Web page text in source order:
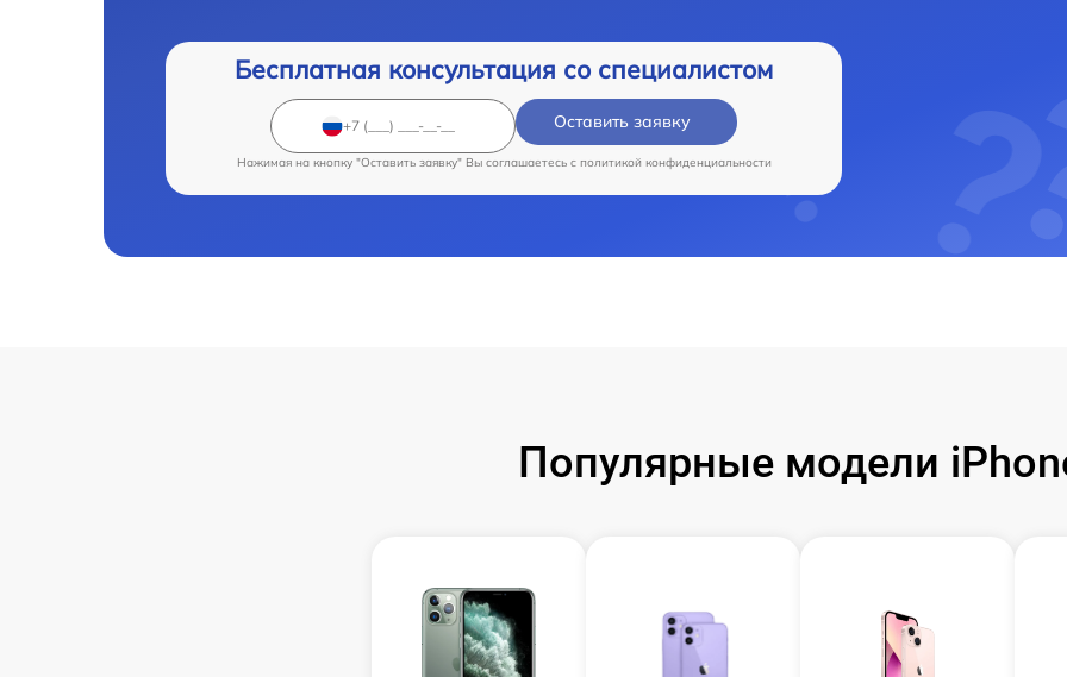
Бесплатная консультация со специалистом
Оставить заявку
Нажимая на кнопку "Оставить заявку" Вы соглашаетесь c политикой конфиденциальности
Популярные модели